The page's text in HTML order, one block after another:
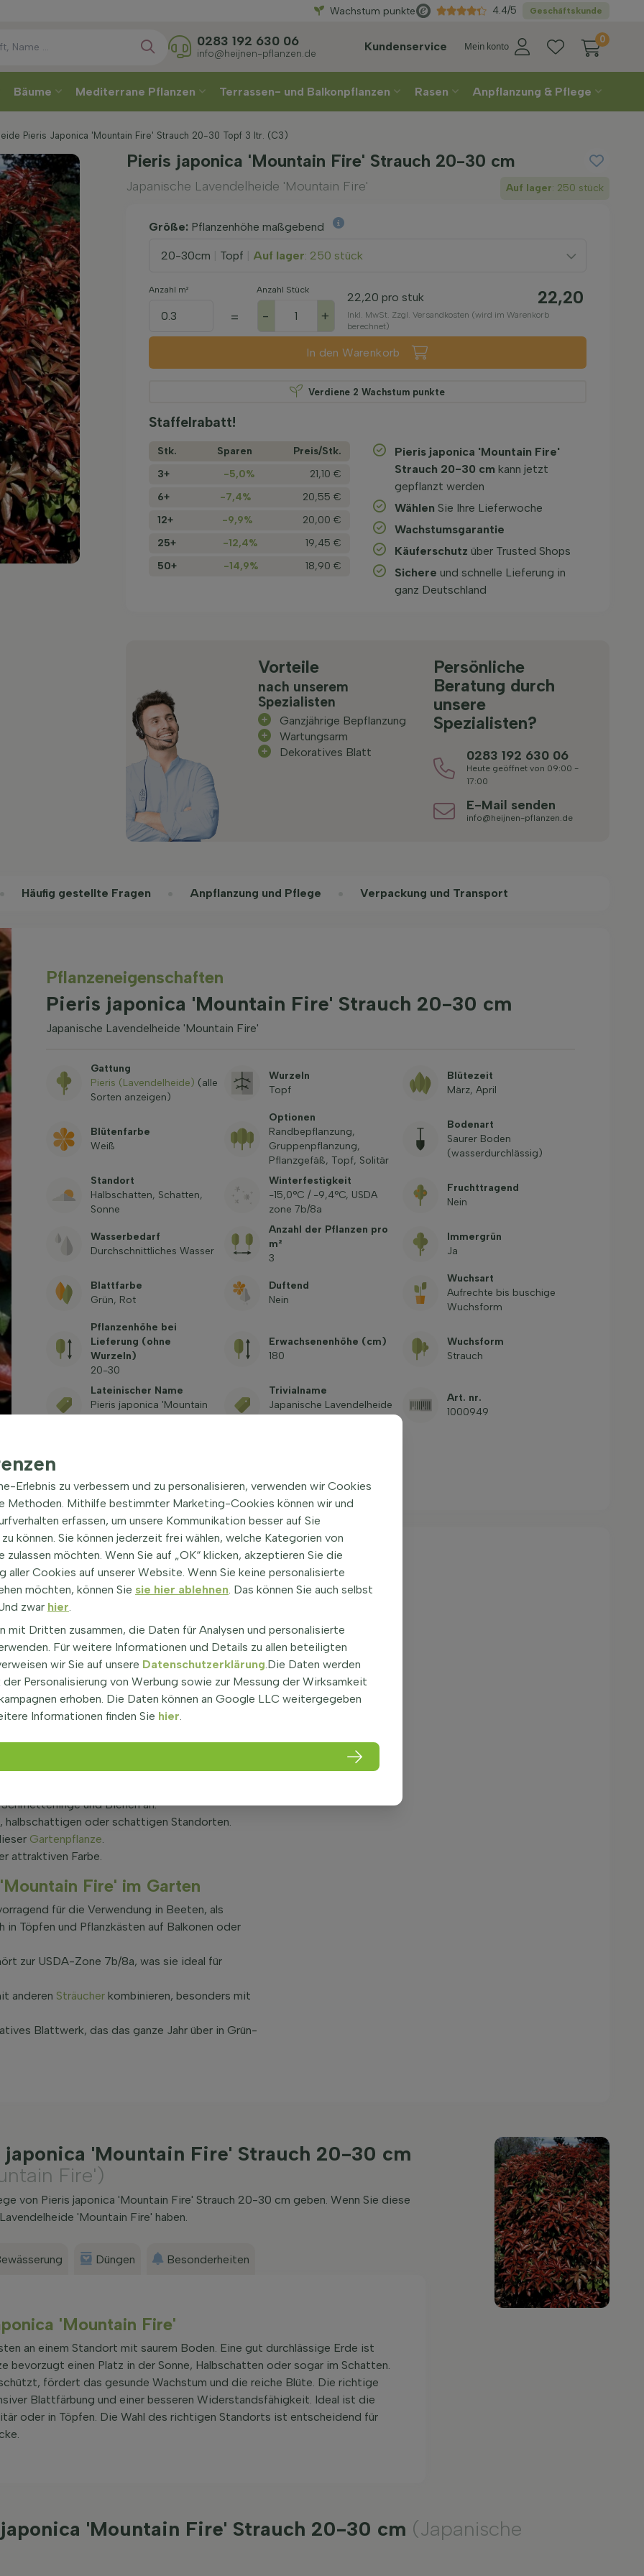
Direktaus der Gärtnerei
Wachstum punkte Geschäftskunde
4.4/5
Kundenservice Mein konto
0
0283 192 630 06
info@heijnen-pflanzen.de
Bäume Mediterrane Pflanzen Terrassen- und Balkonpflanzen Rasen Anpflanzung & Pflege
Pieris Japonica 'Mountain Fire' Strauch 20-30 Topf 3 ltr. (C3)
Pieris japonica 'Mountain Fire' Strauch 20-30 cm
Japanische Lavendelheide 'Mountain Fire' Auf lager: 250 stück
Größe: Pflanzenhöhe maßgebend
20-30cm Topf Auf lager: 250 stück
Anzahl m²
=
Anzahl Stück
- +
22,20 pro stuk 22,20
Inkl. MwSt. Zzgl. Versandkosten (wird im Warenkorb
berechnet)
In den Warenkorb
Verdiene 2 Wachstum punkte
Staffelrabatt!
Stk. Sparen
Preis/­Stk.
3+
-5,0%
21,10 €
6+
-7,4%
20,55 €
12+
-9,9%
20,00 €
25+
-12,4%
19,45 €
50+
-14,9% 18,90 €
Pieris japonica 'Mountain Fire'
Strauch 20-30 cm kann jetzt
gepflanzt werden
Wählen Sie Ihre Lieferwoche
Wachstums­garantie
Käuferschutz über Trusted Shops
Sichere und schnelle Lieferung in
ganz Deutschland
Vorteile
nach unserem
Spezialisten
Ganzjährige Bepflanzung
Wartungsarm
Dekoratives Blatt
Persönliche
Beratung durch
unsere
Spezialisten?
0283 192 630 06
Heute geöffnet von 09:00 -
17:00
E-Mail senden
info@heijnen-pflanzen.de
Häufig gestellte Fragen Anpflanzung und Pflege Verpackung und Transport
Pflanzeneigenschaften
Pieris japonica 'Mountain Fire' Strauch 20-30 cm
Japanische Lavendelheide 'Mountain Fire'
Gattung
Pieris (Lavendelheide) (alle
Sorten anzeigen)
Wurzeln
Topf
Blütezeit
März, April
Blütenfarbe
Weiß
Optionen
Randbepflanzung,
Gruppenpflanzung,
Pflanzgefäß, Topf, Solitär
Bodenart
Saurer Boden
(wasserdurchlässig)
Standort
Halbschatten, Schatten,
Sonne
Winterfestigkeit
-15,0°C / -9,4°C, USDA
zone 7b/8a
Fruchttragend
Nein
Wasserbedarf
Durchschnittliches Wasser
Anzahl der Pflanzen pro
m²
3
Immergrün
Ja
Blattfarbe
Grün, Rot
Duftend
Nein
Wuchsart
Aufrechte bis buschige
Wuchsform
Pflanzenhöhe bei
Lieferung (ohne
Wurzeln)
20-30
Erwachsenenhöhe (cm)
180
Wuchsform
Strauch
Lateinischer Name
Pieris japonica 'Mountain
Trivialname
Japanische Lavendelheide
Art. nr.
1000949
Strauch 20-30 cm|
Fire'
Lavendelheide 'Little Health', ist ein
Wuchsform. Diese Pflanze erreicht eine Höhe
dass sie das ganze Jahr über ihre Blätter behält.
und rot, nicht duftend und haben eine glatte
ist pflegeleicht und bildet keine Früchte oder
japonica 'Mountain Fire'
und April mit weißen Blüten.
und Bienen an.
halbschattigen oder schattigen Standorten.
Gartenpflanze.
attraktiven Farbe.
Fire' im Garten
für die Verwendung in Beeten, als
in Töpfen und Pflanzkästen auf Balkonen oder
zur USDA-Zone 7b/8a, was sie ideal für
anderen Sträucher kombinieren, besonders mit
Blattwerk, das das ganze Jahr über in Grün-
'Mountain Fire' Strauch 20-30 cm
Fire')
von Pieris japonica 'Mountain Fire' Strauch 20-30 cm geben. Wenn Sie diese
'Mountain Fire' haben.
Düngen Besonderheiten
'Mountain Fire'
an einem Standort mit saurem Boden. Eine gut durchlässige Erde ist
bevorzugt einen Platz in der Sonne, Halbschatten oder sogar im Schatten.
fördert das gesunde Wachstum und die reiche Blüte. Die richtige
Blattfärbung und einer besseren Widerstandsfähigkeit. Ideal ist die
oder in Töpfen. Die Wahl des richtigen Standorts ist entscheidend für
'Mountain Fire' Strauch 20-30 cm (Japanische
Erlebnis zu verbessern und zu personalisieren, verwenden wir Cookies
Methoden. Mithilfe bestimmter Marketing-Cookies können wir und
erfassen, um unsere Kommunikation besser auf Sie
können. Sie können jederzeit frei wählen, welche Kategorien von
zulassen möchten. Wenn Sie auf „OK“ klicken, akzeptieren Sie die
aller Cookies auf unserer Website. Wenn Sie keine personalisierte
möchten, können Sie sie hier ablehnen. Das können Sie auch selbst
zwar hier.
mit Dritten zusammen, die Daten für Analysen und personalisierte
Für weitere Informationen und Details zu allen beteiligten
wir Sie auf unsere Datenschutzerklärung.Die Daten werden
der Personalisierung von Werbung sowie zur Messung der Wirksamkeit
erhoben. Die Daten können an Google LLC weitergegeben
Informationen finden Sie hier.